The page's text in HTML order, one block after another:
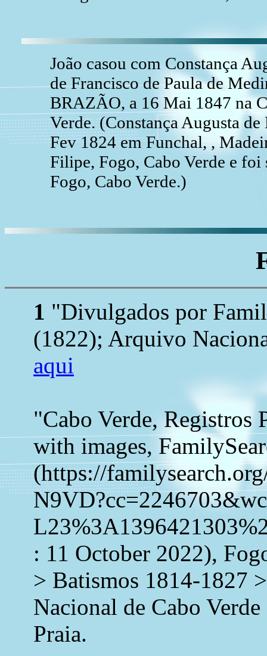
João casou com Constança
de Francisco de Paula de
BRAZÃO, a 16 Mai 1847 na
Verde. (Constança Augusta
Fev 1824 em Funchal, ,
Filipe, Fogo, Cabo Verde e foi
Fogo, Cabo Verde.)
1 "Divulgados por
(1822); Arquivo
aqui
"Cabo Verde, Registros
with images,
(https://
: 11 October 2022),
> Batismos 1814-1827
Nacional de Cabo
Praia.